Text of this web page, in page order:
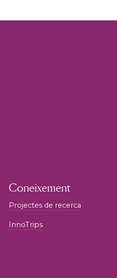
Coneixement
Projectes de recerca
InnoTrips